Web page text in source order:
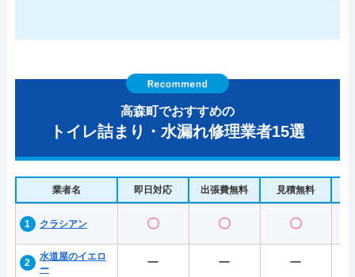
高森町でおすすめの
トイレ詰まり・水漏れ修理業者15選
業者名 即日対応 出張費無料 見積無料
クラシアン 〇 〇 〇
水道屋のイエロ
ー
ー ー ー